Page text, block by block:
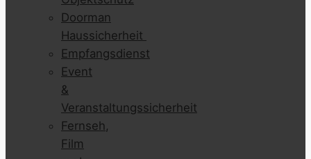
Doorman
Haussicherheit
Empfangsdienst
Event
&
Veranstaltungssicherheit
Fernseh,
Film